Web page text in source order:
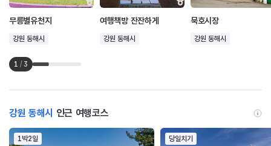
무릉별유천지
강원 동해시
여행책방 잔잔하게
강원 동해시
묵호시장
강원 동해시
1 / 3
강원 동해시 인근 여행코스
1박2일 당일치기